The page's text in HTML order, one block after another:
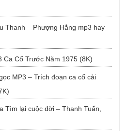
Thanh – Phượng Hằng mp3 hay
Ca Cổ Trước Năm 1975 (8K)
MP3 – Trích đoạn ca cổ cải
Tìm lại cuộc đời – Thanh Tuấn,